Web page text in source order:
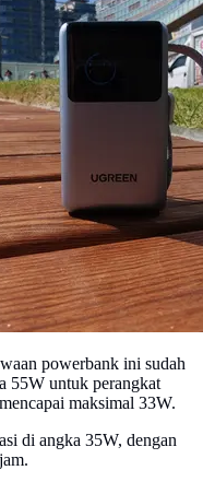
powerbank ini sudah
55W untuk perangkat
maksimal 33W.
di angka 35W, dengan